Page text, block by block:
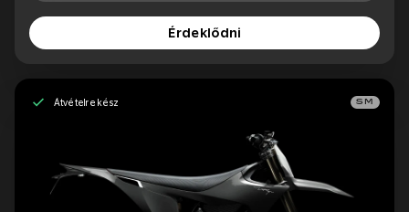
Érdeklődni
Átvételre kész SM